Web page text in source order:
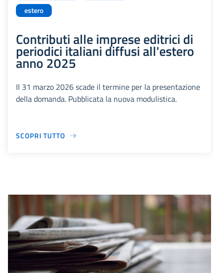
estero
Contributi alle imprese editrici di
periodici italiani diffusi all'estero
anno 2025
Il 31 marzo 2026 scade il termine per la presentazione
della domanda. Pubblicata la nuova modulistica.
SCOPRI TUTTO